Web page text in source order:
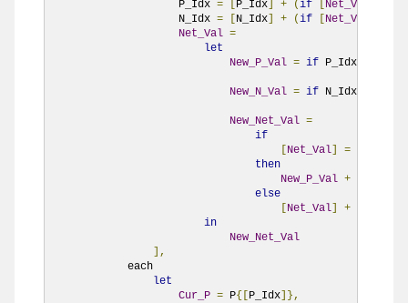
                    P_Idx
= [P_Idx] + (if [Net_Val
                    N_Idx
= [N_Idx] + (if [Net_Val
Net_Val =
let
New_P_Val = if P_Idx
New_N_Val = if N_Idx
New_Net_Val =
if
[Net_Val] =
then
New_P_Val +
else
[Net_Val] +
in
New_Net_Val
],
            each
let
Cur_P = P{[P_Idx]},